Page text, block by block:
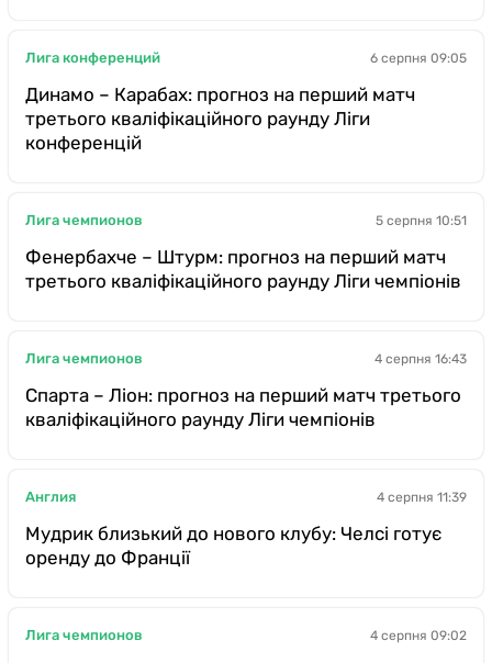
Лига конференций 6 серпня 09:05
Динамо – Карабах: прогноз на перший матч
третього кваліфікаційного раунду Ліги
конференцій
Лига чемпионов 5 серпня 10:51
Фенербахче – Штурм: прогноз на перший матч
третього кваліфікаційного раунду Ліги чемпіонів
Лига чемпионов 4 серпня 16:43
Спарта – Ліон: прогноз на перший матч третього
кваліфікаційного раунду Ліги чемпіонів
Англия 4 серпня 11:39
Мудрик близький до нового клубу: Челсі готує
оренду до Франції
Лига чемпионов 4 серпня 09:02